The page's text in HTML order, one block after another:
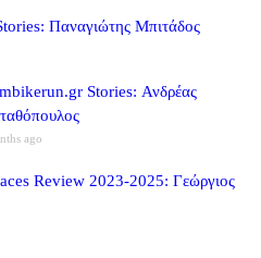
Παναγιώτης Μπιτάδος
Stories: Ανδρέας
ago
Review 2023-2025: Γεώργιος